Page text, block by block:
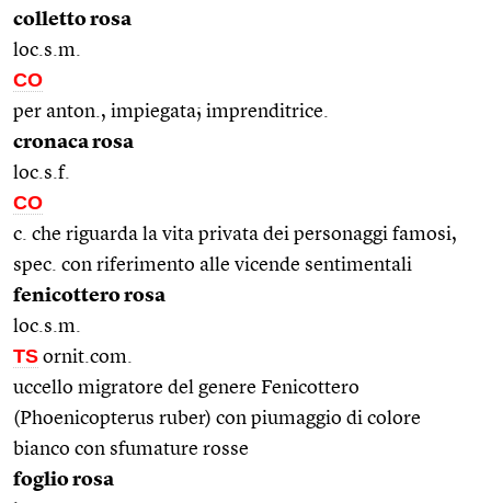
colletto rosa
loc.s.m.
CO
per anton., impiegata; imprenditrice.
cronaca rosa
loc.s.f.
CO
c. che riguarda la vita privata dei personaggi famosi,
spec. con riferimento alle vicende sentimentali
fenicottero rosa
loc.s.m.
TS ornit.com.
uccello migratore del genere Fenicottero
(Phoenicopterus ruber) con piumaggio di colore
bianco con sfumature rosse
foglio rosa